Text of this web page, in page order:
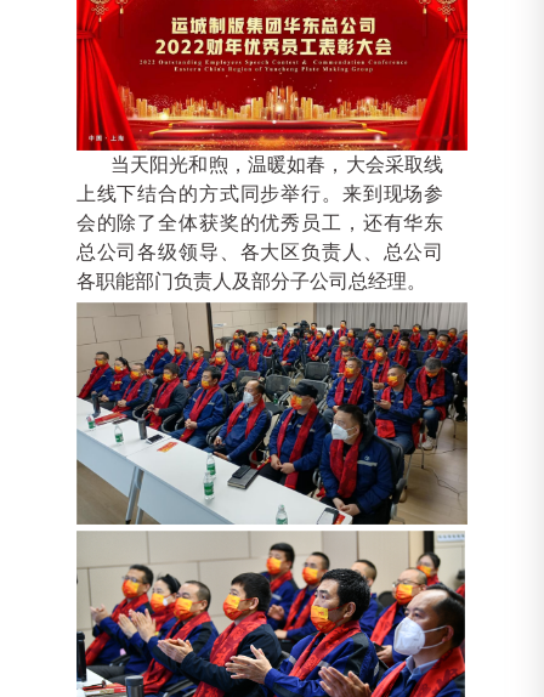
当天阳光和煦，温暖如春，大会采取线
上线下结合的方式同步举行。来到现场参
会的除了全体获奖的优秀员工，还有华东
总公司各级领导、各大区负责人、总公司
各职能部门负责人及部分子公司总经理。